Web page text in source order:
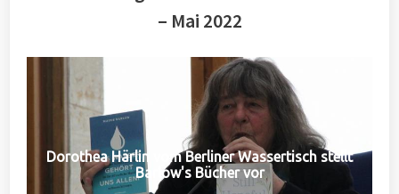
– Mai 2022
Dorothea Härlin vom Berliner Wassertisch stellt
Barlow's Bücher vor